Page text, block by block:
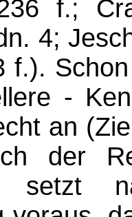
f.;
4;
f.).
-
an
der
setzt